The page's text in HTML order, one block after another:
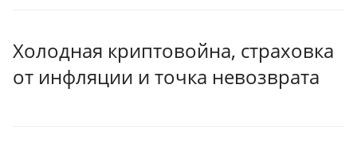
Холодная криптовойна, страховка
от инфляции и точка невозврата